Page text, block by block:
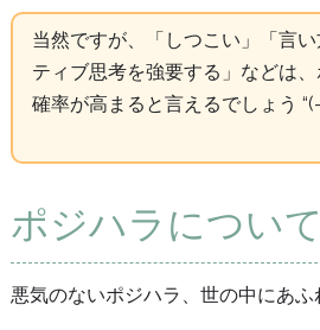
当然ですが、「しつこい」「言
ティブ思考を強要する」などは
確率が高まると言えるでしょう “(-
ポジハラについ
悪気のないポジハラ、世の中にあふ